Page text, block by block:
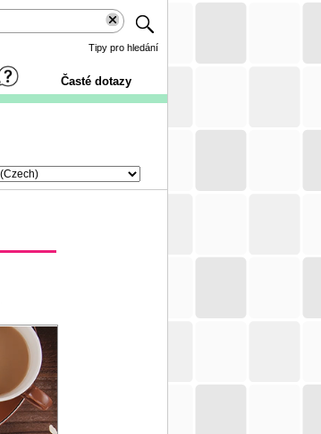
Tipy pro hledání
Časté dotazy